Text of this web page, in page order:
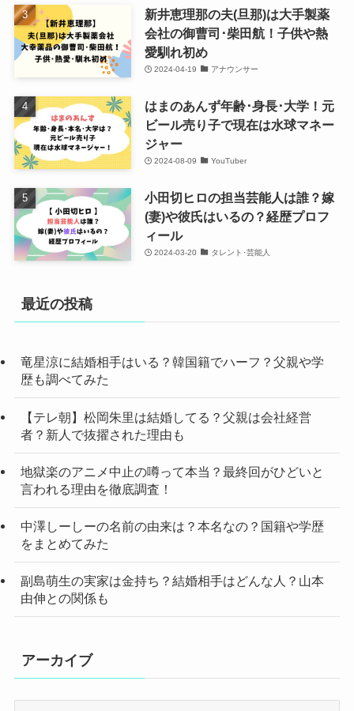
新井恵理那の夫(旦那)は大手製薬
会社の御曹司･柴田航！子供や熱
愛馴れ初め
2024-04-19 アナウンサー
はまのあんず年齢･身長･大学！元
ビール売り子で現在は水球マネー
ジャー
2024-08-09 YouTuber
小田切ヒロの担当芸能人は誰？嫁
(妻)や彼氏はいるの？経歴プロフ
ィール
2024-03-20 タレント･芸能人
最近の投稿
竜星涼に結婚相手はいる？韓国籍でハーフ？父親や学
歴も調べてみた
【テレ朝】松岡朱里は結婚してる？父親は会社経営
者？新人で抜擢された理由も
地獄楽のアニメ中止の噂って本当？最終回がひどいと
言われる理由を徹底調査！
中澤しーしーの名前の由来は？本名なの？国籍や学歴
をまとめてみた
副島萌生の実家は金持ち？結婚相手はどんな人？山本
由伸との関係も
アーカイブ